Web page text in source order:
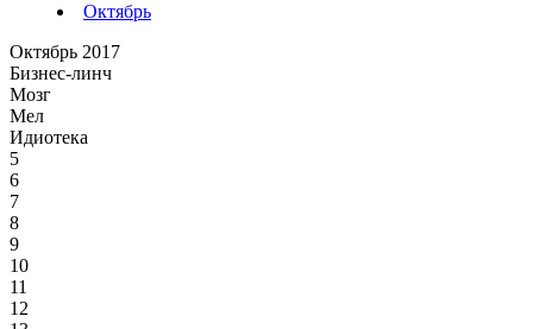
Октябрь
Октябрь 2017
Бизнес-линч
Мозг
Мел
Идиотека
5
6
7
8
9
10
11
12